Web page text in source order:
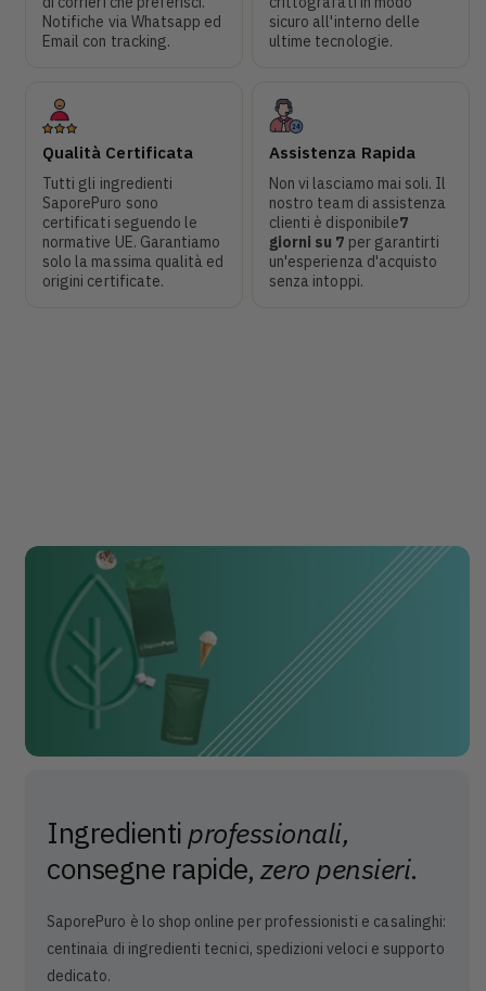
Notifiche via Whatsapp ed
Email con tracking.
sicuro all'interno delle
ultime tecnologie.
Qualità Certificata
Tutti gli ingredienti
SaporePuro sono
certificati seguendo le
normative UE. Garantiamo
solo la massima qualità ed
origini certificate.
Assistenza Rapida
Non vi lasciamo mai soli. Il
nostro team di assistenza
clienti è disponibile7
giorni su 7 per garantirti
un'esperienza d'acquisto
senza intoppi.​
Ingredienti professionali,
consegne rapide, zero pensieri.
SaporePuro è lo shop online per professionisti e casalinghi:
centinaia di ingredienti tecnici, spedizioni veloci e supporto
dedicato.